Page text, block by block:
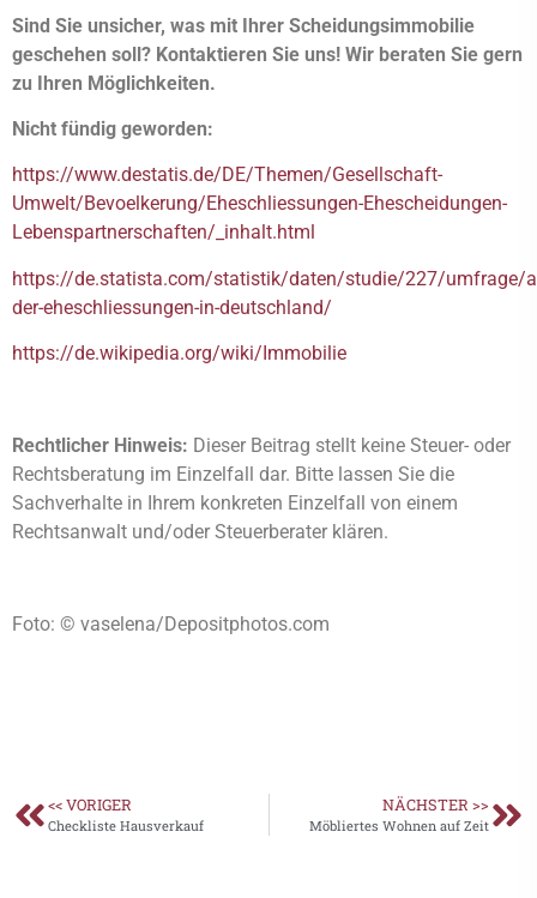
Sind Sie unsicher, was mit Ihrer Scheidungsimmobilie
geschehen soll? Kontaktieren Sie uns! Wir beraten Sie gern
zu Ihren Möglichkeiten.
Nicht fündig geworden:
https://www.destatis.de/DE/Themen/Gesellschaft-
Umwelt/Bevoelkerung/Eheschliessungen-Ehescheidungen-
Lebenspartnerschaften/_inhalt.html
https://de.statista.com/statistik/daten/studie/227/umfrage/
der-eheschliessungen-in-deutschland/
https://de.wikipedia.org/wiki/Immobilie
Rechtlicher Hinweis: Dieser Beitrag stellt keine Steuer- oder
Rechtsberatung im Einzelfall dar. Bitte lassen Sie die
Sachverhalte in Ihrem konkreten Einzelfall von einem
Rechtsanwalt und/oder Steuerberater klären.
Foto: © vaselena/Depositphotos.com
<< VORIGER
Checkliste Hausverkauf
NÄCHSTER >>
Möbliertes Wohnen auf Zeit